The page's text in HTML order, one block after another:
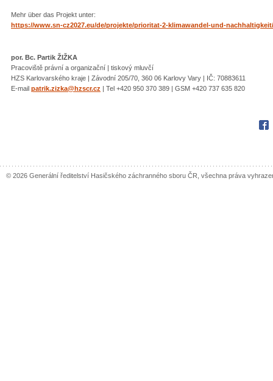
Mehr über das Projekt unter:
https://www.sn-cz2027.eu/de/projekte/prioritat-2-klimawandel-und-
por. Bc. Partik ŽIŽKA
Pracoviště právní a organizační | tiskový mluvčí
HZS Karlovarského kraje | Závodní 205/70, 360 06 Karlovy Vary | IČ: 70883611
E-mail patrik.zizka@hzscr.cz | Tel +420 950 370 389 | GSM +420 737 635 820
© 2026 Generální ředitelství Hasičského záchranného sboru ČR, všechna práva